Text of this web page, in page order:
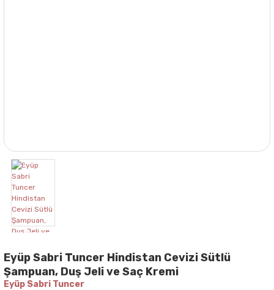
Eyüp Sabri Tuncer Hindistan Cevizi Sütlü
Şampuan, Duş Jeli ve Saç Kremi
Eyüp Sabri Tuncer